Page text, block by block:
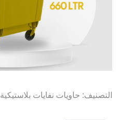
التصنيف: حاويات نفايات بلاستيكية